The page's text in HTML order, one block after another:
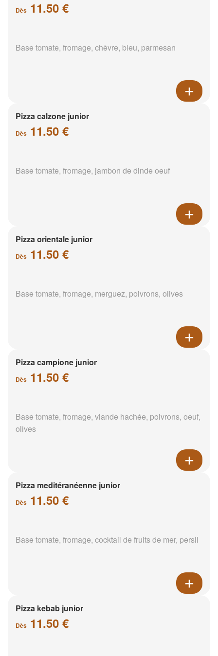
Dès 11.50 €
Base tomate, fromage, chèvre, bleu, parmesan
Pizza calzone junior
Dès 11.50 €
Base tomate, fromage, jambon de dinde oeuf
Pizza orientale junior
Dès 11.50 €
Base tomate, fromage, merguez, poivrons, olives
Pizza campione junior
Dès 11.50 €
Base tomate, fromage, viande hachée, poivrons, oeuf,
olives
Pizza meditéranéenne junior
Dès 11.50 €
Base tomate, fromage, cocktail de fruits de mer, persil
Pizza kebab junior
Dès 11.50 €